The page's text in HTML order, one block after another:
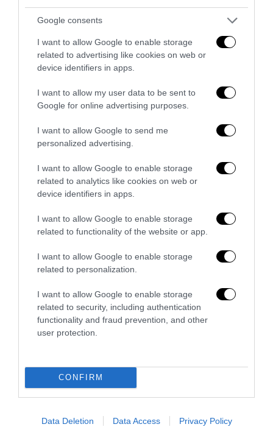
Google consents
I want to allow Google to enable storage
related to advertising like cookies on web or
device identifiers in apps.
I want to allow my user data to be sent to
Google for online advertising purposes.
I want to allow Google to send me
personalized advertising.
I want to allow Google to enable storage
related to analytics like cookies on web or
device identifiers in apps.
I want to allow Google to enable storage
related to functionality of the website or app.
I want to allow Google to enable storage
related to personalization.
I want to allow Google to enable storage
related to security, including authentication
functionality and fraud prevention, and other
user protection.
CONFIRM
Data Deletion Data Access Privacy Policy
Remigrazione, il Copasir riconosce all’antifascismo il
6 Agosto 2026
La Camera boccia il patentino antifascista per parlare a
Montecitorio: palo clamoroso del Pd